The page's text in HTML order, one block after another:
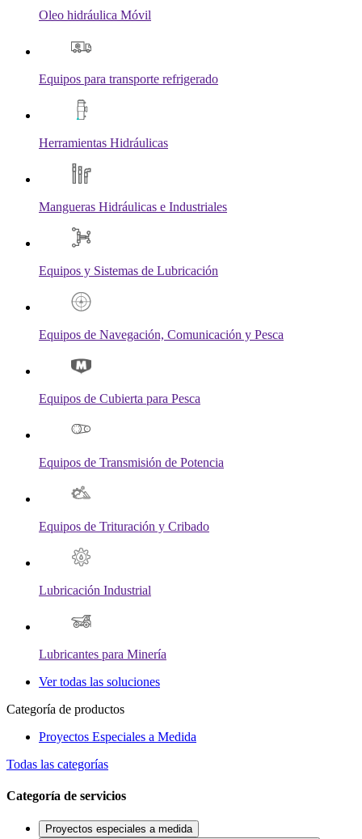
Oleo hidráulica Móvil
Equipos para transporte refrigerado
Herramientas Hidráulicas
Mangueras Hidráulicas e Industriales
Equipos y Sistemas de Lubricación
Equipos de Navegación, Comunicación y Pesca
Equipos de Cubierta para Pesca
Equipos de Transmisión de Potencia
Equipos de Trituración y Cribado
Lubricación Industrial
Lubricantes para Minería
Ver todas las soluciones
Categoría de productos
Proyectos Especiales a Medida
Todas las categorías
Categoría de servicios
Proyectos especiales a medida